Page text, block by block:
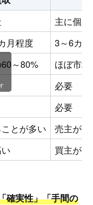
主に個人
月程度
3～6カ
～80%
ほぼ市
必要
必要
とが多い
売主が負
買主が
確実性」「手間の